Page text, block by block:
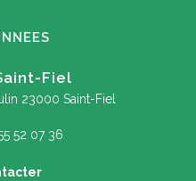
Fiel
23000 Saint-Fiel
52 07 36